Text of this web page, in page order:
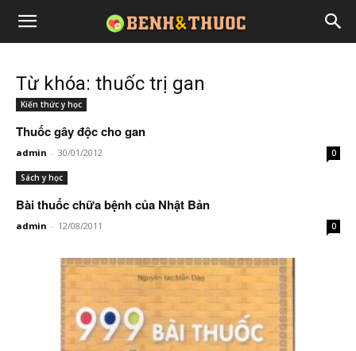
Từ khóa: thuốc trị gan
Kiến thức y học
Thuốc gây độc cho gan
admin - 30/01/2012 0
Sách y học
Bài thuốc chữa bệnh của Nhật Bản
admin - 12/08/2011 0